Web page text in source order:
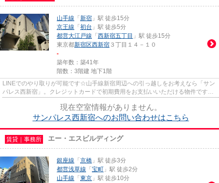
山手線 「 新宿 」駅 徒歩15分
京王線 「 初台 」駅 徒歩5分
都営大江戸線 「 西新宿五丁目 」駅 徒歩15分
東京都新宿区西新宿 ３丁目１４－１０
-
築年数：築41年
階数：3階建 地下1階
LINEでのやり取りが可能です☆山手線新宿周辺への引っ越しをお考えなら「サン
パレス西新宿」。クレジットカードで初期費用をお支払いいただける物件です。
現在空室情報がありません。
サンパレス西新宿へのお問い合わせはこちら
賃貸｜事務所 エー・エスビルディング
銀座線 「 京橋 」駅 徒歩3分
都営浅草線 「 宝町 」駅 徒歩2分
山手線 「 東京 」駅 徒歩10分